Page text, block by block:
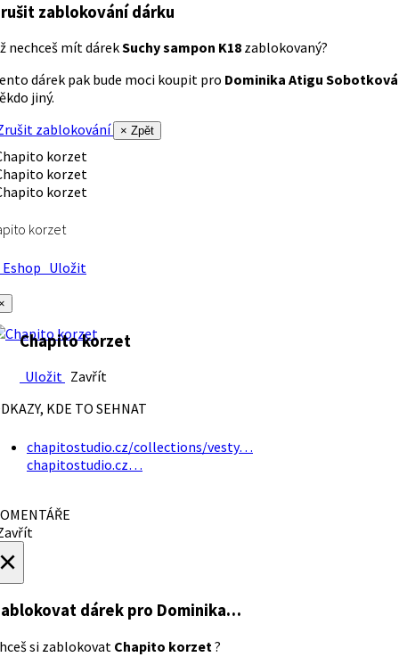
zablokování dárku
nechceš mít dárekSuchy sampon K18 zablokovaný?
dárek pak bude moci koupit pro Dominika Atigu Sobotková
jiný.
zablokování
× Zpět
korzet
Uložit
Chapito korzet
Uložit Zavřít
KDE TO SEHNAT
chapitostudio.cz/collections/vesty…
chapitostudio.cz…
dárek pro Dominika…
si zablokovat Chapito korzet?